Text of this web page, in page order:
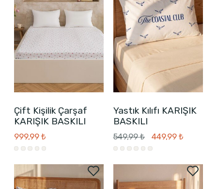
Çift Kişilik Çarşaf
KARIŞIK BASKILI
999,99 ₺
Yastık Kılıfı KARIŞIK
BASKILI
549,99 ₺ 449,99 ₺